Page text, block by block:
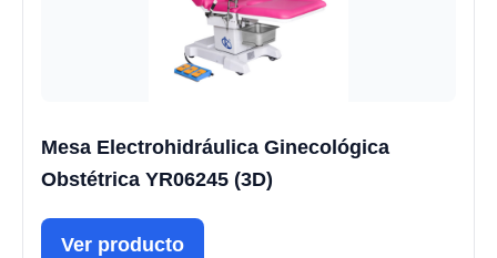
Mesa Electrohidráulica Ginecológica
Obstétrica YR06245 (3D)
Ver producto